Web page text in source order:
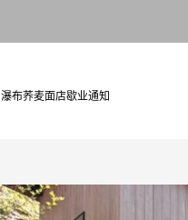
瀑布荞麦面店歇业通知